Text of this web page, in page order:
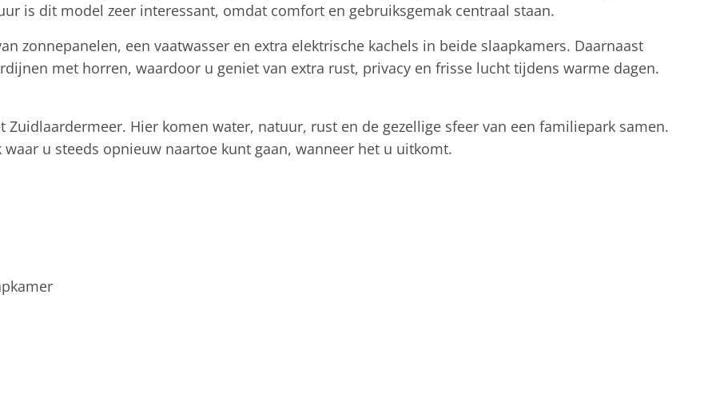
is dit model zeer interessant, omdat comfort en gebruiksgemak centraal staan.
zonnepanelen, een vaatwasser en extra elektrische kachels in beide slaapkamers. Daarnaast
met horren, waardoor u geniet van extra rust, privacy en frisse lucht tijdens warme dagen.
Hier komen water, natuur, rust en de gezellige sfeer van een familiepark samen.
u steeds opnieuw naartoe kunt gaan, wanneer het u uitkomt.